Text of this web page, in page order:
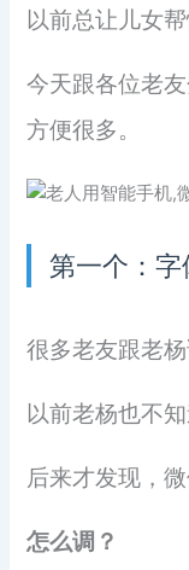
以前总让儿女
今天跟各位老
方便很多。
第一个：
很多老友跟老
以前老杨也不
后来才发现，
怎么调？